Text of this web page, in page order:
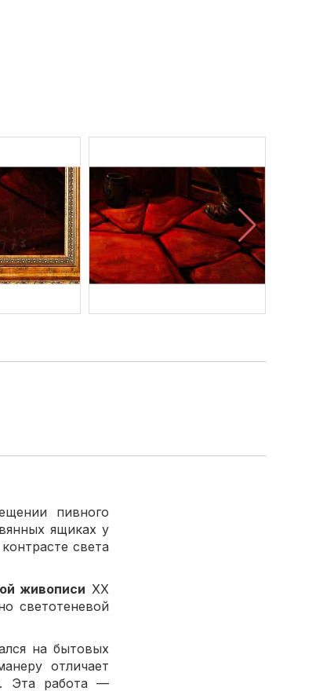
пивного
ящиках у
света
живописи XX
светотеневой
на бытовых
отличает
Эта работа —